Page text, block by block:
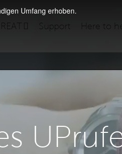
Umfang erhoben.
Support Here to